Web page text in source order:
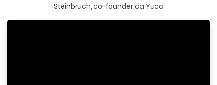
Steinbruch, co-founder da Yuca